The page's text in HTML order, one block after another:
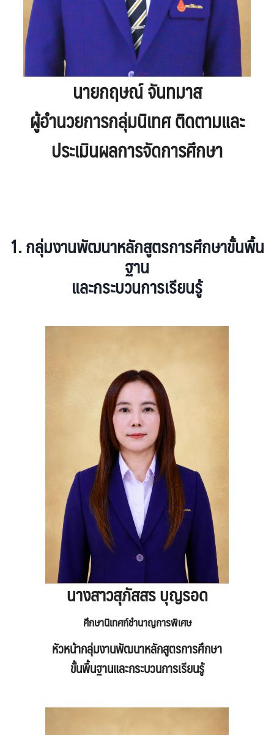
นายกฤษณ์ จันทมาส
ผู้อำนวยการกลุ่มนิเทศ ติดตามและ
ประเมินผลการจัดการศึกษา
1.กลุ่มงานพัฒนาหลักสูตรการศึกษาขั้นพื้น
ฐาน
และกระบวนการเรียนรู้
นางสาวสุภัสสร บุญรอด
ศึกษานิเทศก์ชำนาญการพิเศษ
หัวหน้ากลุ่มงานพัฒนาหลักสูตรการศึกษา
ขั้นพื้นฐานและกระบวนการเรียนรู้